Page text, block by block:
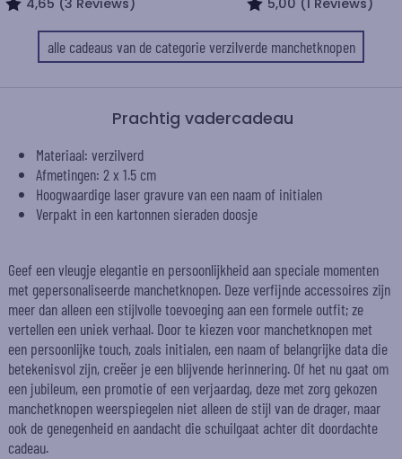
alle cadeaus van de categorie verzilverde manchetknopen
Prachtig vadercadeau
Materiaal: verzilverd
Afmetingen: 2 x 1.5 cm
Hoogwaardige laser gravure van een naam of initialen
Verpakt in een kartonnen sieraden doosje
Geef een vleugje elegantie en persoonlijkheid aan speciale momenten
met gepersonaliseerde manchetknopen. Deze verfijnde accessoires zijn
meer dan alleen een stijlvolle toevoeging aan een formele outfit; ze
vertellen een uniek verhaal. Door te kiezen voor manchetknopen met
een persoonlijke touch, zoals initialen, een naam of belangrijke data die
betekenisvol zijn, creëer je een blijvende herinnering. Of het nu gaat om
een jubileum, een promotie of een verjaardag, deze met zorg gekozen
manchetknopen weerspiegelen niet alleen de stijl van de drager, maar
ook de genegenheid en aandacht die schuilgaat achter dit doordachte
cadeau.